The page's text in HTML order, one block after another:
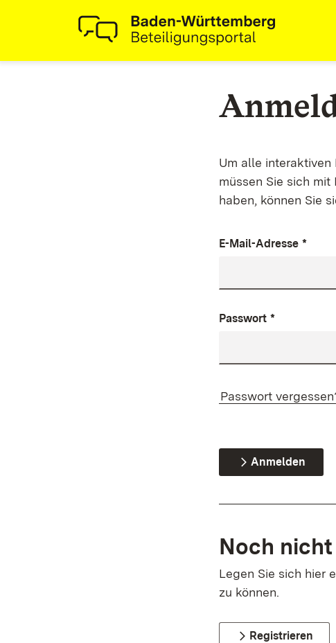
Um alle
müssen Sie sich
haben, können Sie
E-Mail-Adresse *
Passwort *
Passwort
Anmelden
Noch
Legen Sie sich hier
zu können.
Registrieren